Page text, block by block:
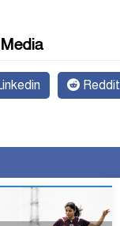
Reddit